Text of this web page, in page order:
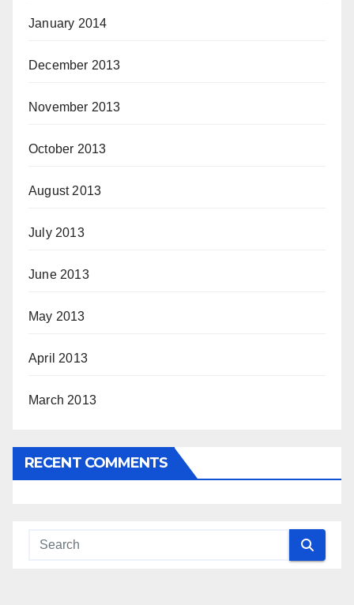
January 2014
December 2013
November 2013
October 2013
August 2013
July 2013
June 2013
May 2013
April 2013
March 2013
RECENT COMMENTS